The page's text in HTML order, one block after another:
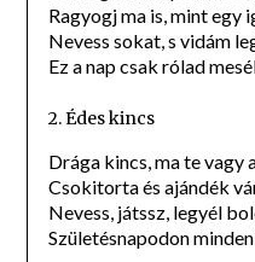
Ragyogj ma is, mint egy
Nevess sokat, s vidám
Ez a nap csak rólad
2. Édes kincs
Drága kincs, ma te vagy
Csokitorta és ajándék
Nevess, játssz, legyél
Születésnapodon